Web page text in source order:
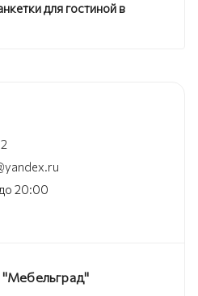
для гостиной в
20:00
"Мебельград"